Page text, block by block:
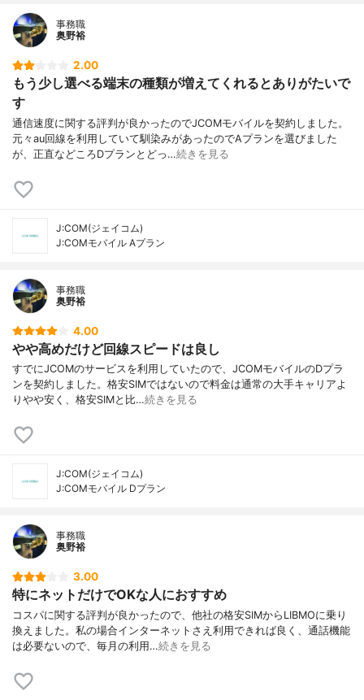
事務職
奥野裕
2.00
もう少し選べる端末の種類が増えてくれるとありがたいで
す
通信速度に関する評判が良かったのでJCOMモバイルを契約しました。
元々au回線を利用していて馴染みがあったのでAプランを選びました
が、正直などころDプランとどっ…続きを見る
J:COM(ジェイコム)
J:COMモバイル Aプラン
事務職
奥野裕
4.00
やや高めだけど回線スピードは良し
すでにJCOMのサービスを利用していたので、JCOMモバイルのDプラ
ンを契約しました。格安SIMではないので料金は通常の大手キャリアよ
りやや安く、格安SIMと比…続きを見る
J:COM(ジェイコム)
J:COMモバイル Dプラン
事務職
奥野裕
3.00
特にネットだけでOKな人におすすめ
コスパに関する評判が良かったので、他社の格安SIMからLIBMOに乗り
換えました。私の場合インターネットさえ利用できれば良く、通話機能
は必要ないので、毎月の利用…続きを見る